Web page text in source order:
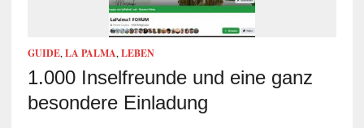
GUIDE, LA PALMA, LEBEN
1.000 Inselfreunde und eine ganz
besondere Einladung